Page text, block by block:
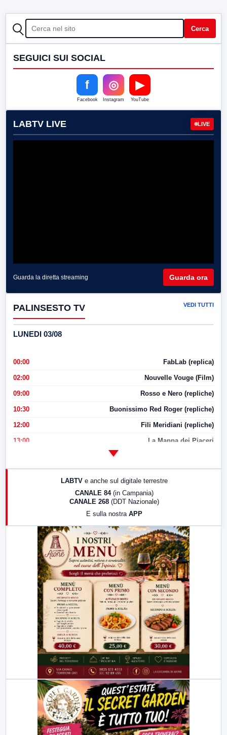
CERCA Cerca
SEGUICI SUI SOCIAL
f
Facebook
◎
Instagram
▶
YouTube
LABTV LIVE LIVE
Guarda la diretta streaming Guarda ora
PALINSESTO TV VEDI TUTTI
LUNEDI 03/08
00:00 FabLab (replica)
02:00 Nouvelle Vouge (Film)
09:00 Rosso e Nero (repliche)
10:30 Buonissimo Red Roger (repliche)
12:00 Fili Meridiani (repliche)
13:00 La Mappa dei Piaceri
LabNews (replica)
LABTV e anche sul digitale terrestre
CANALE 84 (in Campania)
CANALE 268 (DDT Nazionale)
E sulla nostra APP